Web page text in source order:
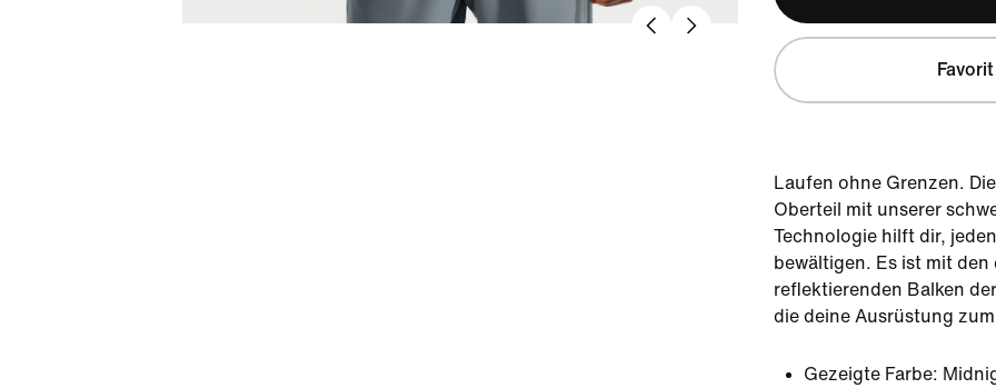
Favorit
Laufen ohne Grenzen.
Oberteil mit unserer
Technologie hilft dir,
bewältigen. Es ist mit
reflektierenden Balken
die deine Ausrüstung
Gezeigte Farbe: